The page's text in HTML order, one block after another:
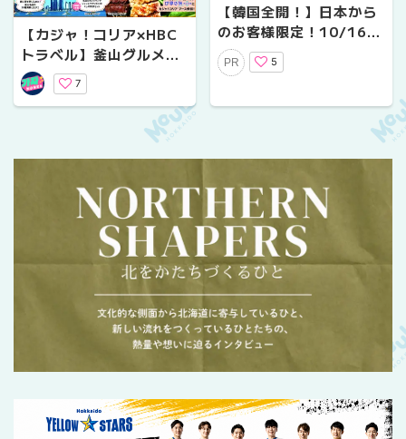
【カジャ！コリア×HBC
トラベル】釜山グルメ満
喫ツアー4日間【残席僅
か！！！】
7
【韓国全開！】日本から
のお客様限定！10/16
（木）開催「咸安落火
（ハマンナックァ）ノリ
PR 5